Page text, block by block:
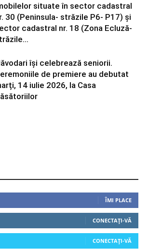
situate în sector cadastral
30 (Peninsula- străzile P6- P17) și
cadastral nr. 18 (Zona Ecluză-
își celebrează seniorii.
de premiere au debutat
14 iulie 2026, la Casa
ÎMI PLACE
CONECTAȚI-VĂ
CONECTAȚI-VĂ